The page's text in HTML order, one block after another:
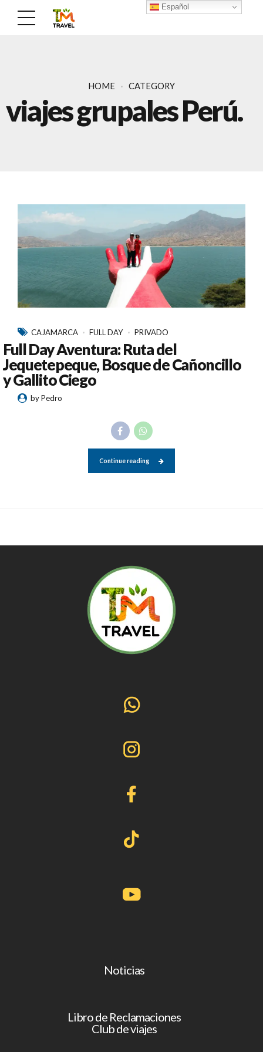
HOME CATEGORY
viajes grupales Perú.
CAJAMARCA FULL DAY PRIVADO
Full Day Aventura: Ruta del
Jequetepeque, Bosque de Cañoncillo
y Gallito Ciego
by Pedro
Continue reading
Noticias
Libro de Reclamaciones
Club de viajes
Español